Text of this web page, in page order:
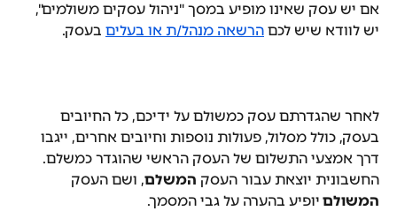
אם יש עסק שאינו מופיע במסך "ניהול עסקים משולמים",
יש לוודא שיש לכם הרשאה מנהל/ת או בעלים בעסק.
לאחר שהגדרתם עסק כמשולם על ידיכם, כל החיובים
בעסק, כולל מסלול, פעולות נוספות וחיובים אחרים, ייגבו
דרך אמצעי התשלום של העסק הראשי שהוגדר כמשלם.
החשבונית יוצאת עבור העסק המשלם, ושם העסק
המשולם יופיע בהערה על גבי המסמך.